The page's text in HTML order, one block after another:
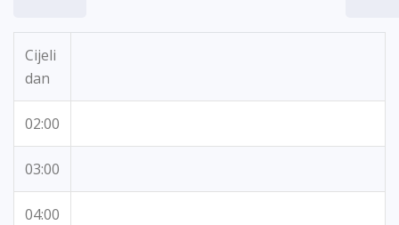
Cijeli
dan
02:00
03:00
04:00